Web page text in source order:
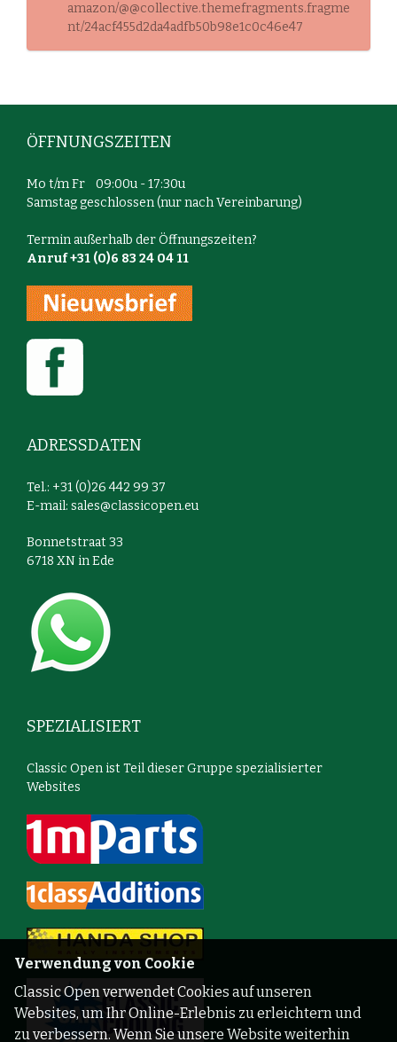
amazon/@@collective.themefragments.fragme
nt/24acf455d2da4adfb50b98e1c0c46e47
ÖFFNUNGSZEITEN
Mo t/m Fr 09:00u - 17:30u
Samstag geschlossen (nur nach Vereinbarung)
Termin außerhalb der Öffnungszeiten?
Anruf +31 (0)6 83 24 04 11
ADRESSDATEN
Tel.: +31 (0)26 442 99 37
E-mail: sales@classicopen.eu
Bonnetstraat 33
6718 XN in Ede
SPEZIALISIERT
Classic Open ist Teil dieser Gruppe spezialisierter
Websites
Verwendung von Cookie
Classic Open verwendet Cookies auf unseren
Websites, um Ihr Online-Erlebnis zu erleichtern und
zu verbessern. Wenn Sie unsere Website weiterhin